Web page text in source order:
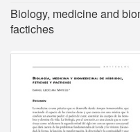
Biology, medicine and
factiches